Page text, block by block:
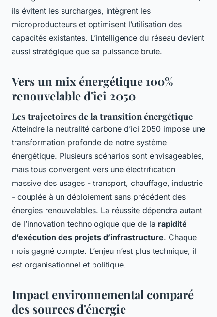
ils évitent les surcharges, intègrent les
microproducteurs et optimisent l’utilisation des
capacités existantes. L’intelligence du réseau devient
aussi stratégique que sa puissance brute.
Vers un mix énergétique 100%
renouvelable d'ici 2050
Les trajectoires de la transition énergétique
Atteindre la neutralité carbone d’ici 2050 impose une
transformation profonde de notre système
énergétique. Plusieurs scénarios sont envisageables,
mais tous convergent vers une électrification
massive des usages - transport, chauffage, industrie
- couplée à un déploiement sans précédent des
énergies renouvelables. La réussite dépendra autant
de l’innovation technologique que de la rapidité
d’exécution des projets d’infrastructure. Chaque
mois gagné compte. L’enjeu n’est plus technique, il
est organisationnel et politique.
Impact environnemental comparé
des sources d'énergie